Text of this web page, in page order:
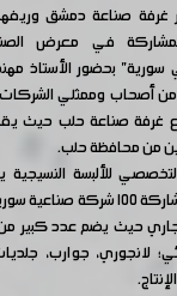
صناعة دمشق وريفها
في معرض
بحضور الأستاذ
أصحاب وممثلي الشركات،
غرفة صناعة حلب حيث
من محافظة حلب.
للألبسة
المعارض بدمشق بمشاركة ١٠٠
16 أيلول الجاري حيث يضم عدد
لانجوري، جوارب،